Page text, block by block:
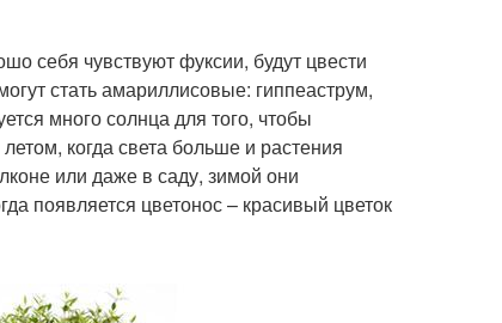
себя чувствуют фуксии, будут цвести
стать амариллисовые: гиппеаструм,
много солнца для того, чтобы
когда света больше и растения
или даже в саду, зимой они
появляется цветонос – красивый цветок